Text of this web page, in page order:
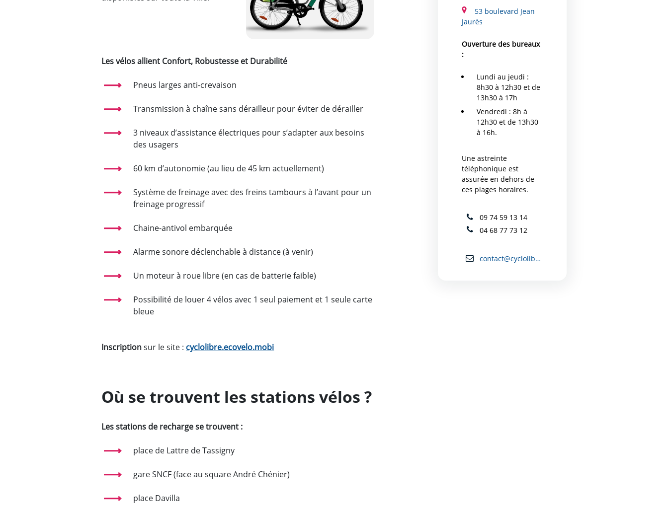
Les vélos allient Confort, Robustesse et Durabilité
Pneus larges anti-crevaison
Transmission à chaîne sans dérailleur pour éviter de dérailler
3 niveaux d’assistance électriques pour s’adapter aux besoins
des usagers
60 km d’autonomie (au lieu de 45 km actuellement)
Système de freinage avec des freins tambours à l’avant pour un
freinage progressif
Chaine-antivol embarquée
Alarme sonore déclenchable à distance (à venir)
Un moteur à roue libre (en cas de batterie faible)
Possibilité de louer 4 vélos avec 1 seul paiement et 1 seule carte
bleue
Inscriptionsur le site : cyclolibre.ecovelo.mobi
Où se trouvent les stations vélos ?
Les stations de recharge se trouvent :
place de Lattre de Tassigny
gare SNCF (face au square André Chénier)
place Davilla
53 boulevard Jean
Jaurès
Ouverture des bureaux
:
Lundi au jeudi :
8h30 à 12h30 et de
13h30 à 17h
Vendredi : 8h à
12h30 et de 13h30
à 16h.
Une astreinte
téléphonique est
assurée en dehors de
ces plages horaires.
09 74 59 13 14
04 68 77 73 12
contact@cyclolibre.fr